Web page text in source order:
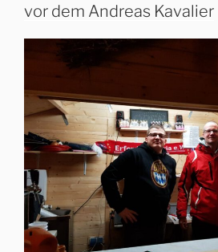
vor dem Andreas Kavalier